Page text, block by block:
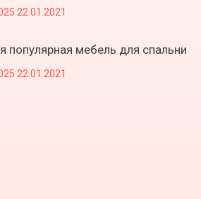
22.01.2021
популярная мебель для спальни
22.01.2021